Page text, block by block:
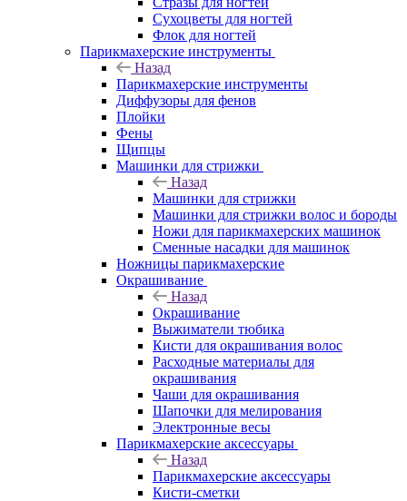
Сухоцветы для ногтей
Флок для ногтей
Парикмахерские инструменты
Назад
Парикмахерские инструменты
Диффузоры для фенов
Плойки
Фены
Щипцы
Машинки для стрижки
Назад
Машинки для стрижки
Машинки для стрижки волос и бороды
Ножи для парикмахерских машинок
Сменные насадки для машинок
Ножницы парикмахерские
Окрашивание
Назад
Окрашивание
Выжиматели тюбика
Кисти для окрашивания волос
Расходные материалы для
окрашивания
Чаши для окрашивания
Шапочки для мелирования
Электронные весы
Парикмахерские аксессуары
Назад
Парикмахерские аксессуары
Кисти-сметки